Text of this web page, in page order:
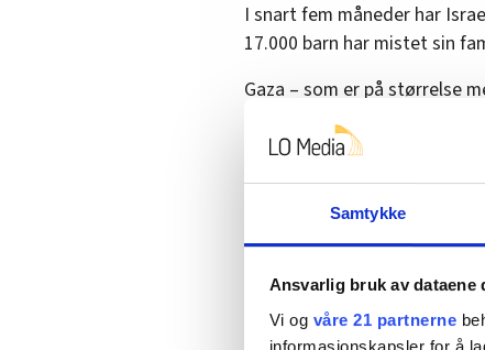
Samtykke
Ansvarlig bruk av dataene
Vi og våre 21 partnerne
informasjonskapsler for å
I snart fem måneder har
17.000 barn har mistet sin
Gaza – som er på størrelse
hele befolkningen er drevet
– Halvparten av dem er
Dresden under andre
at det bombes og drepes.
Fikk du med deg denne?
utstyrte jagerfly